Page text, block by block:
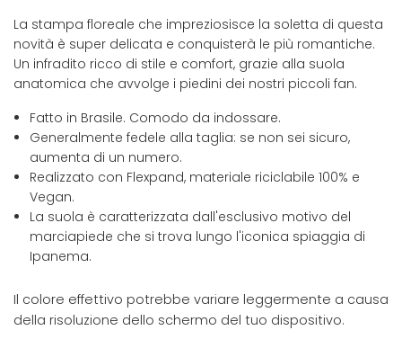
La stampa floreale che impreziosisce la soletta di questa
novità è super delicata e conquisterà le più romantiche.
Un infradito ricco di stile e comfort, grazie alla suola
anatomica che avvolge i piedini dei nostri piccoli fan.
Fatto in Brasile. Comodo da indossare.
Generalmente fedele alla taglia: se non sei sicuro,
aumenta di un numero.
Realizzato con Flexpand, materiale riciclabile 100% e
Vegan.
La suola è caratterizzata dall'esclusivo motivo del
marciapiede che si trova lungo l'iconica spiaggia di
Ipanema.
Il colore effettivo potrebbe variare leggermente a causa
della risoluzione dello schermo del tuo dispositivo.